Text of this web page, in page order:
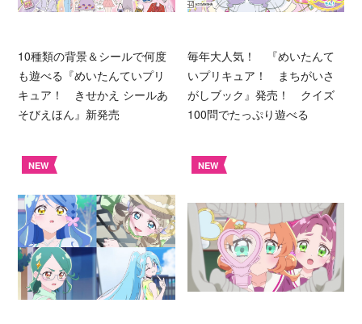
10種類の背景＆シールで何度
も遊べる『めいたんていプリ
キュア！ きせかえ シールあ
そびえほん』新発売
毎年大人気！ 『めいたんて
いプリキュア！ まちがいさ
がしブック』発売！ クイズ
100問でたっぷり遊べる
NEW NEW